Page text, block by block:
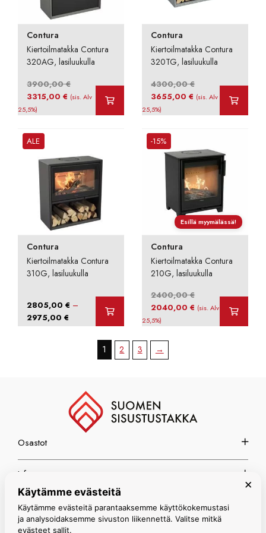
Contura
Kiertoilmatakka Contura
320AG, lasiluukulla
3900,00€
Alkuperäinen
hinta
3900,00 €.
3315,00€ Nykyinen
(sis. Alv
25,5%)
Contura
Kiertoilmatakka Contura
320TG, lasiluukulla
4300,00€
Alkuperäinen
hinta
4300,00 €.
3655,00€ Nykyinen
(sis. Alv
25,5%)
ALE
Contura
Kiertoilmatakka Contura
310G, lasiluukulla
2805,00€ –
2975,00€ Hintaluokka:
2805,00 €
2975,00 €
Esillä myymälässä!
-15%
Contura
Kiertoilmatakka Contura
210G, lasiluukulla
2400,00€
Alkuperäinen
hinta
2400,00 €.
2040,00€ Nykyinen
(sis. Alv
25,5%)
1 2 3 →
Osastot
Info
Espoon myymälä
×
Käytämme evästeitä
Käytämme evästeitä parantaaksemme käyttökokemustasi
ja analysoidaksemme sivuston liikennettä. Valitse mitkä
evästeet sallit.